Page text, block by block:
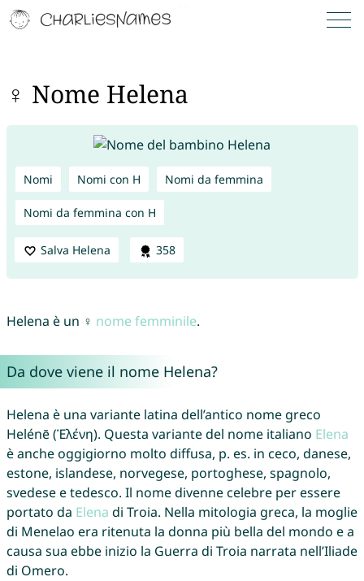
♀ Nome Helena
Nomi Nomi con H Nomi da femmina
Nomi da femmina con H
Salva Helena 358
Helena è un ♀ nome femminile.
Da dove viene il nome Helena?
Helena è una variante latina dell’antico nome greco
Helénē (Ἑλένη). Questa variante del nome italiano Elena
è anche oggigiorno molto diffusa, p. es. in ceco, danese,
estone, islandese, norvegese, portoghese, spagnolo,
svedese e tedesco. Il nome divenne celebre per essere
portato da Elena di Troia. Nella mitologia greca, la moglie
di Menelao era ritenuta la donna più bella del mondo e a
causa sua ebbe inizio la Guerra di Troia narrata nell’Iliade
di Omero.